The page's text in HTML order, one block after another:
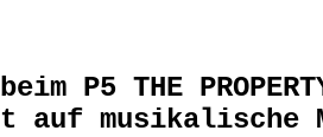
THE
musikalische